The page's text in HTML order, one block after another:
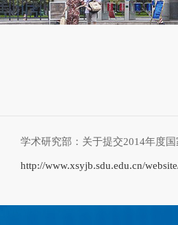
学术研究部：关于提交2014年度
http://www.xsyjb.sdu.edu.cn/